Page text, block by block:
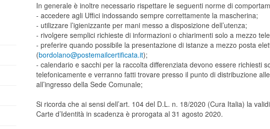
In generale è inoltre necessario rispettare le seguenti norme di
- accedere agli Uffici indossando sempre correttamente la mascherina;
- utilizzare l’igienizzante per mani messo a disposizione dell’utenza;
- rivolgere semplici richieste di informazioni o chiarimenti solo a mezzo
- preferire quando possibile la presentazione di istanze a mezzo posta
(bordolano@postemailcertificata.it);
- calendario e sacchi per la raccolta differenziata devono essere richiesti
telefonicamente e verranno fatti trovare presso il punto di distribuzione
all’ingresso della Sede Comunale;
Si ricorda che ai sensi dell’art. 104 del D.L. n. 18/2020 (Cura Italia) la
Carte d’Identità in scadenza è prorogata al 31 agosto 2020.